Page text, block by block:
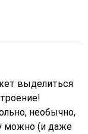
выделиться
необычно,
можно (и даже